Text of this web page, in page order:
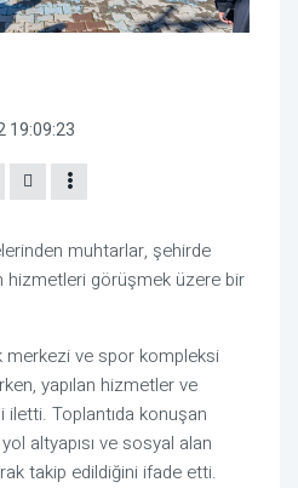
19:09:23
muhtarlar, şehirde
hizmetleri görüşmek üzere bir
merkezi ve spor kompleksi
yapılan hizmetler ve
Toplantıda konuşan
altyapısı ve sosyal alan
takip edildiğini ifade etti.